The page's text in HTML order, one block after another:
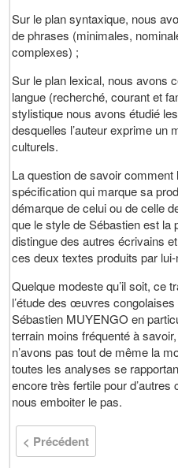
Sur le plan syntaxique, nous
de phrases (minimales,
complexes) ;
Sur le plan lexical, nous avons
langue (recherché, courant et
stylistique nous avons étudié
desquelles l’auteur exprime un
culturels.
La question de savoir comment
spécification qui marque sa
démarque de celui ou de celle
que le style de Sébastien est la
distingue des autres écrivains
ces deux textes produits par
Quelque modeste qu’il soit, ce
l’étude des œuvres
Sébastien MUYENGO en
terrain moins fréquenté à
n’avons pas tout de même la
toutes les analyses se
encore très fertile pour
nous emboiter le pas.
< Précédent